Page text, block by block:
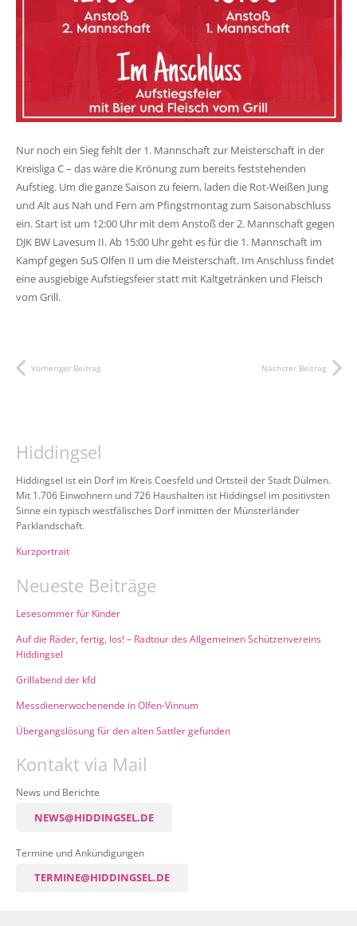
Nur noch ein Sieg fehlt der 1. Mannschaft zur Meisterschaft in der
Kreisliga C – das wäre die Krönung zum bereits feststehenden
Aufstieg. Um die ganze Saison zu feiern, laden die Rot-Weißen Jung
und Alt aus Nah und Fern am Pfingstmontag zum Saisonabschluss
ein. Start ist um 12:00 Uhr mit dem Anstoß der 2. Mannschaft gegen
DJK BW Lavesum II. Ab 15:00 Uhr geht es für die 1. Mannschaft im
Kampf gegen SuS Olfen II um die Meisterschaft. Im Anschluss findet
eine ausgiebige Aufstiegsfeier statt mit Kaltgetränken und Fleisch
vom Grill.
Vorheriger Beitrag Nächster Beitrag
Hiddingsel
Hiddingsel ist ein Dorf im Kreis Coesfeld und Ortsteil der Stadt Dülmen.
Mit 1.706 Einwohnern und 726 Haushalten ist Hiddingsel im positivsten
Sinne ein typisch westfälisches Dorf inmitten der Münsterländer
Parklandschaft.
Kurzportrait
Neueste Beiträge
Lesesommer für Kinder
Auf die Räder, fertig, los! – Radtour des Allgemeinen Schützenvereins
Hiddingsel
Grillabend der kfd
Messdienerwochenende in Olfen-Vinnum
Übergangslösung für den alten Sattler gefunden
Kontakt via Mail
News und Berichte
NEWS@HIDDINGSEL.DE
Termine und Ankündigungen
TERMINE@HIDDINGSEL.DE